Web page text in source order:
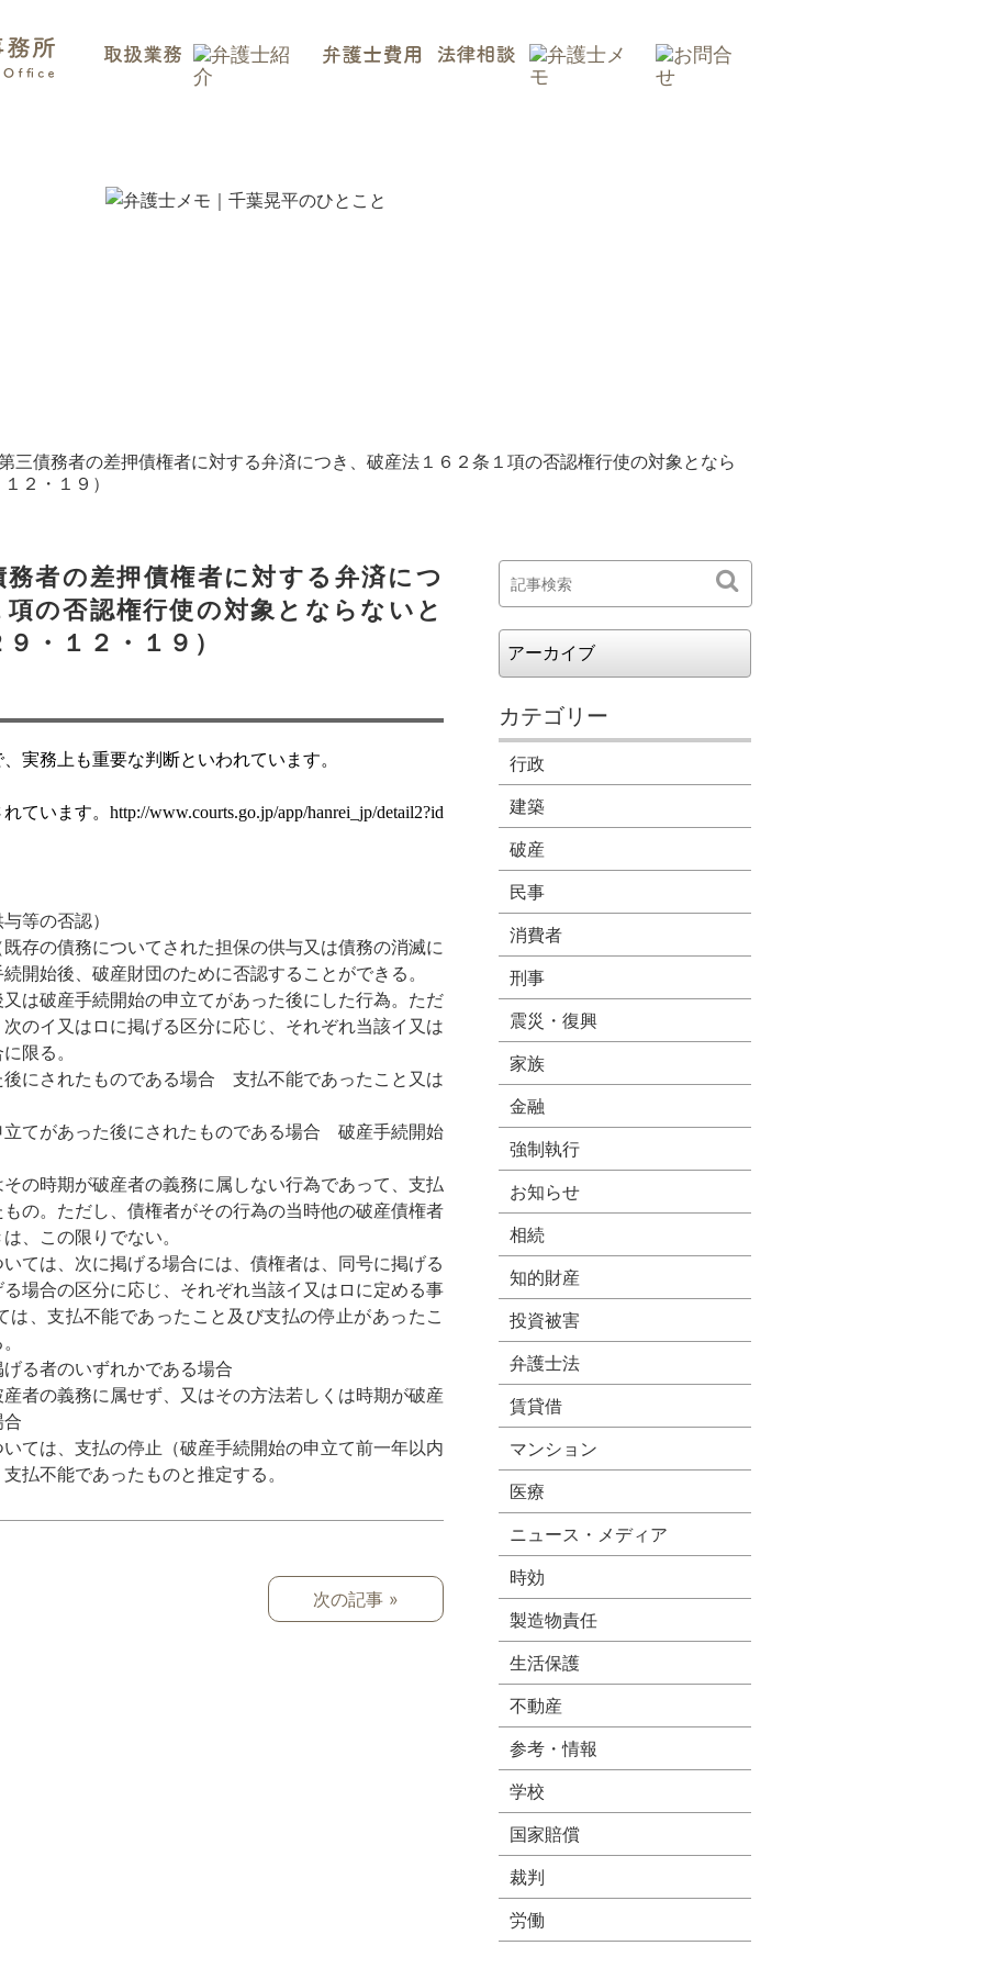
三債務者の差押債権者に対する弁済につき、破産法１６２条１項の否認権行使の対象となら
２・１９）
者の差押債権者に対する弁済につ
の否認権行使の対象とならないと
・１２・１９）
実務上も重要な判断といわれています。
ています。 http://www.courts.go.jp/app/hanrei_jp/detail2?id
等の否認）
存の債務についてされた担保の供与又は債務の消滅に
開始後、破産財団のために否認することができる。
は破産手続開始の申立てがあった後にした行為。ただ
のイ又はロに掲げる区分に応じ、それぞれ当該イ又は
限る。
にされたものである場合 支払不能であったこと又は
てがあった後にされたものである場合 破産手続開始
の時期が破産者の義務に属しない行為であって、支払
の。ただし、債権者がその行為の当時他の破産債権者
、この限りでない。
ては、次に掲げる場合には、債権者は、同号に掲げる
場合の区分に応じ、それぞれ当該イ又はロに定める事
、支払不能であったこと及び支払の停止があったこ
る者のいずれかである場合
者の義務に属せず、又はその方法若しくは時期が破産
ては、支払の停止（破産手続開始の申立て前一年以内
払不能であったものと推定する。
次の記事 »
カテゴリー
行政
建築
破産
民事
消費者
刑事
震災・復興
家族
金融
強制執行
お知らせ
相続
知的財産
投資被害
弁護士法
賃貸借
マンション
医療
ニュース・メディア
時効
製造物責任
生活保護
不動産
参考・情報
学校
国家賠償
裁判
労働